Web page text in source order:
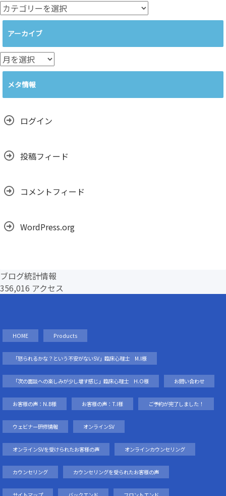
カ
テ
リ
ー
アーカイブ
ア
ー
イ
メタ情報
ログイン
投稿フィード
コメントフィード
WordPress.org
ブログ統計情報
356,016 アクセス
HOME Products
「怒られるかな？という不安がないSV」臨床心理士 M.I様
「次の面談への楽しみが少し増す感じ」臨床心理士 H.O様 お問い合わせ
お客様の声：N.B様 お客様の声：T.I様 ご予約が完了しました！
ウェビナー研修情報 オンラインSV
オンラインSVを受けられたお客様の声 オンラインカウンセリング
カウンセリング カウンセリングを受られたお客様の声